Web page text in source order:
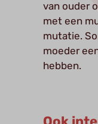
van ouder
met een
mutatie.
moeder
hebben.